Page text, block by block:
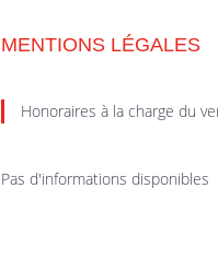
MENTIONS LÉGALES
Honoraires à la charge du
Pas d'informations disponibles